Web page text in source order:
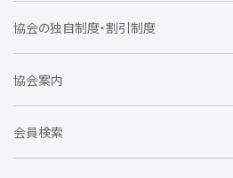
委員会に参加しよう
要望活動に参加しよう
協会の独自制度・割引制度
住宅瑕疵担保責任保険割引制度
全住協NET
協会案内
運営組織
会員検索